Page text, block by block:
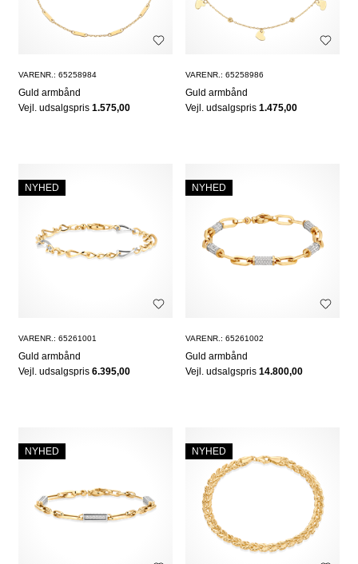
VARENR.: 65258984
Guld armbånd
Vejl. udsalgspris 1.575,00
VARENR.: 65258986
Guld armbånd
Vejl. udsalgspris1.475,00
NYHED
VARENR.: 65261001
Guld armbånd
Vejl. udsalgspris 6.395,00
NYHED
VARENR.: 65261002
Guld armbånd
Vejl. udsalgspris14.800,00
NYHED NYHED